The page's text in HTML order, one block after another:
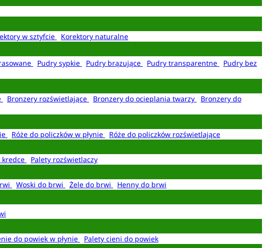
w sztyfcie
Korektory naturalne
Pudry sypkie Pudry brązujące Pudry transparentne
Pudry bez
Bronzery rozświetlające Bronzery do ocieplania twarzy
Bronzery do
Róże do policzków w płynie
Róże do policzków rozświetlające
kredce
Palety rozświetlaczy
Woski do brwi Żele do brwi
Henny do brwi
do powiek w płynie
Palety cieni do powiek